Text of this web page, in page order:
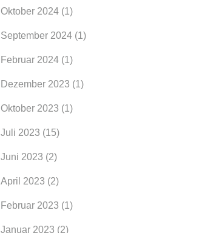
Oktober 2024 (1)
September 2024 (1)
Februar 2024 (1)
Dezember 2023 (1)
Oktober 2023 (1)
Juli 2023 (15)
Juni 2023 (2)
April 2023 (2)
Februar 2023 (1)
Januar 2023 (2)